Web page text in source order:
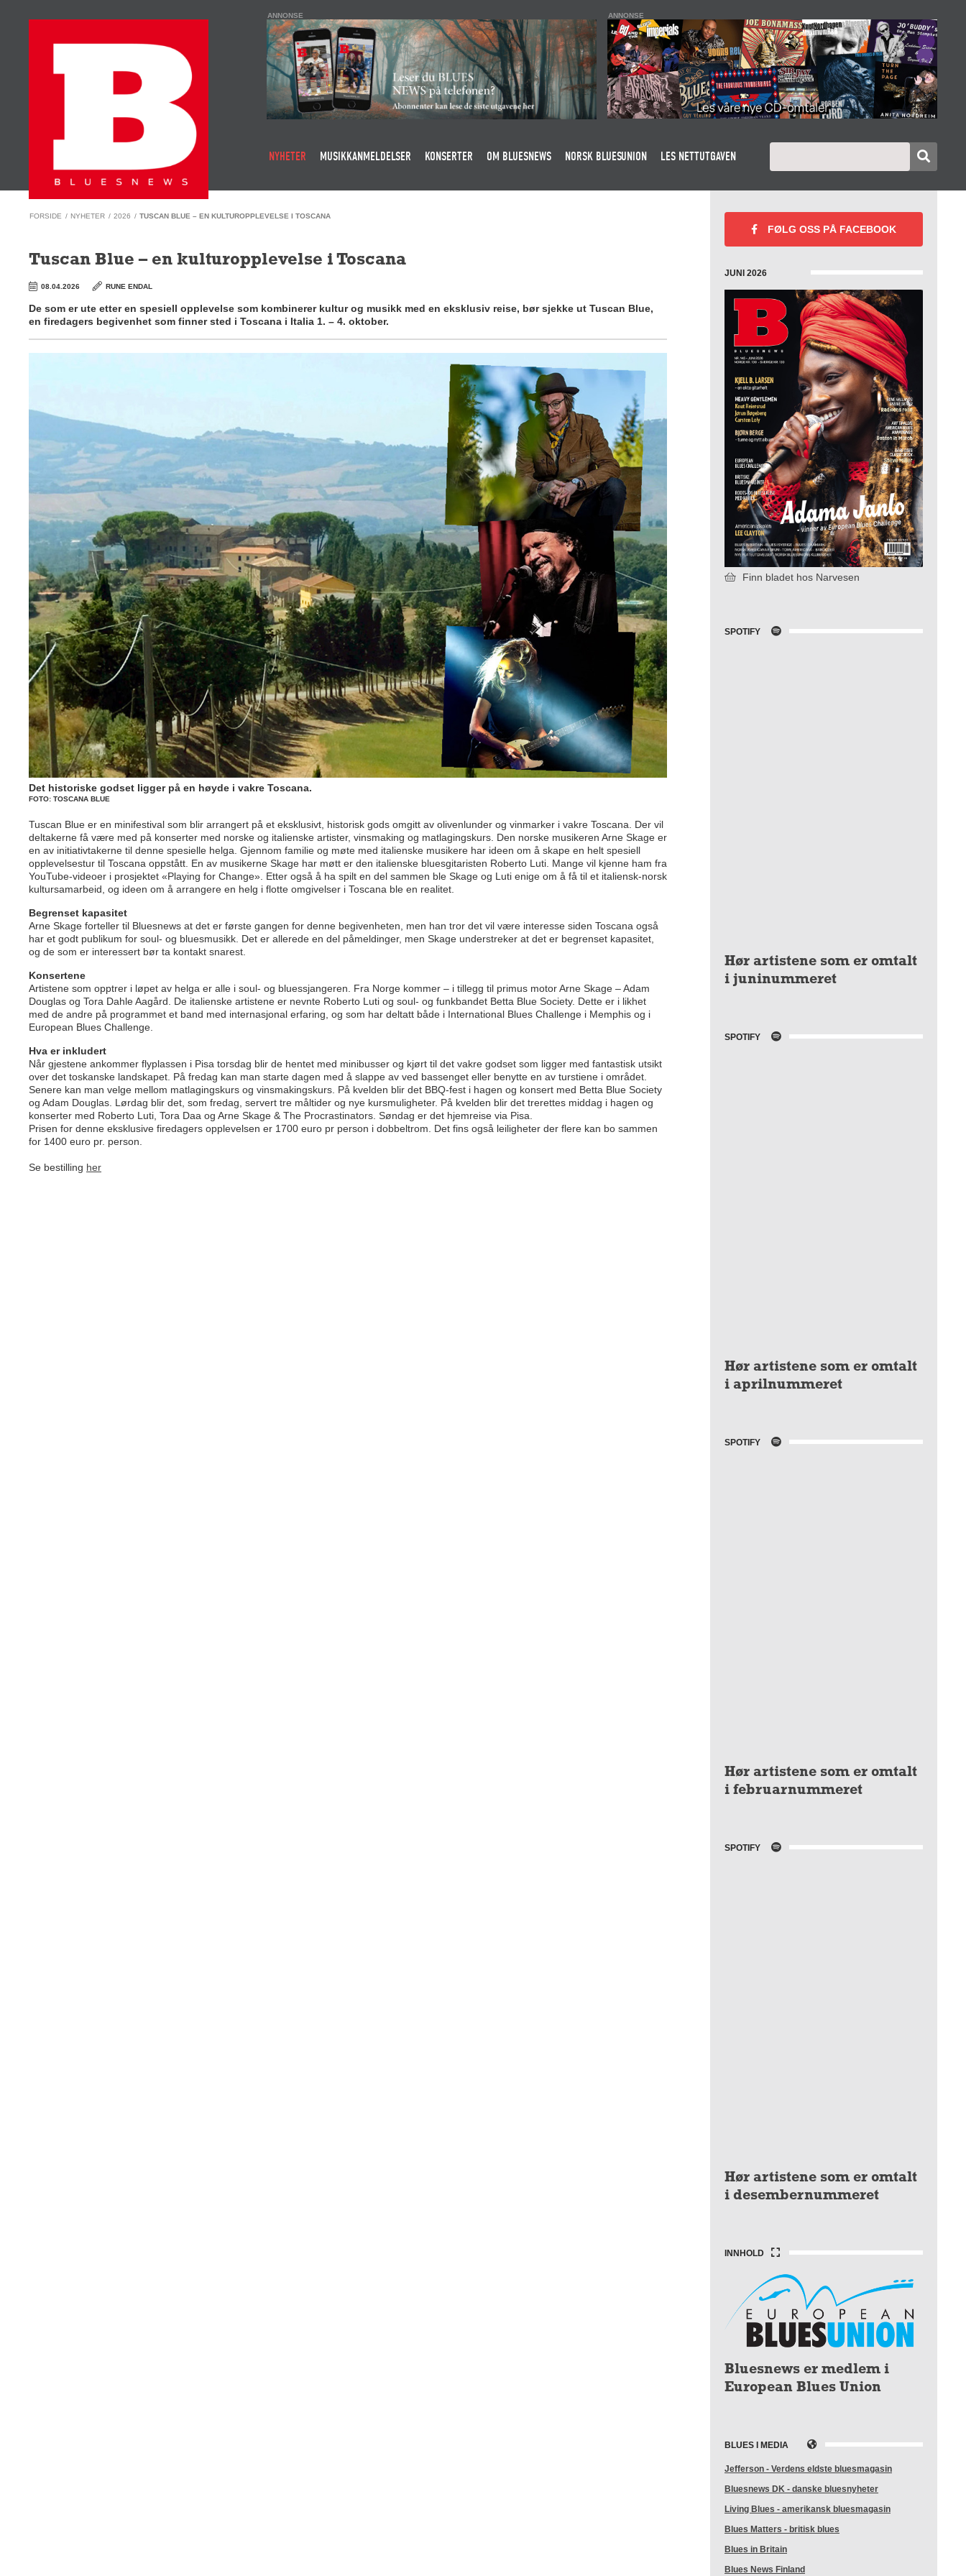
ANNONSE ANNONSE
NYHETER MUSIKKANMELDELSER KONSERTER OM BLUESNEWS NORSK BLUESUNION LES NETTUTGAVEN
FORSIDE / NYHETER / 2026 / TUSCAN BLUE – EN KULTUROPPLEVELSE I TOSCANA
Tuscan Blue – en kulturopplevelse i Toscana
08.04.2026 RUNE ENDAL
De som er ute etter en spesiell opplevelse som kombinerer kultur og musikk med en eksklusiv reise, bør sjekke ut Tuscan Blue,
en firedagers begivenhet som finner sted i Toscana i Italia 1. – 4. oktober.
Det historiske godset ligger på en høyde i vakre Toscana.
FOTO: TOSCANA BLUE
Tuscan Blue er en minifestival som blir arrangert på et eksklusivt, historisk gods omgitt av olivenlunder og vinmarker i vakre Toscana. Der vil
deltakerne få være med på konserter med norske og italienske artister, vinsmaking og matlagingskurs. Den norske musikeren Arne Skage er
en av initiativtakerne til denne spesielle helga. Gjennom familie og møte med italienske musikere har ideen om å skape en helt spesiell
opplevelsestur til Toscana oppstått. En av musikerne Skage har møtt er den italienske bluesgitaristen Roberto Luti. Mange vil kjenne ham fra
YouTube-videoer i prosjektet «Playing for Change». Etter også å ha spilt en del sammen ble Skage og Luti enige om å få til et italiensk-norsk
kultursamarbeid, og ideen om å arrangere en helg i flotte omgivelser i Toscana ble en realitet.
Begrenset kapasitet
Arne Skage forteller til Bluesnews at det er første ­gangen for denne begivenheten, men han tror det vil være interesse siden Toscana også
har et godt publikum for soul- og bluesmusikk. Det er allerede en del påmeldinger, men Skage understreker at det er begrenset kapasitet,
og de som er interessert bør ta kontakt snarest.
Konsertene
Artistene som opptrer i løpet av helga er alle i soul- og bluessjangeren. Fra Norge kommer – i tillegg til primus motor Arne Skage – Adam
Douglas og Tora Dahle Aagård. De italienske artistene er nevnte Roberto Luti og soul- og funkbandet Betta Blue Society. Dette er i likhet
med de andre på programmet et band med internasjonal er­­faring, og som har deltatt både i International Blues Challenge i Memphis og i
European Blues Challenge.
Hva er inkludert
Når gjestene ankommer flyplassen i Pisa torsdag blir de hentet med minibusser og kjørt til det vakre godset som ligger med fantastisk utsikt
over det toskanske landskapet. På fredag kan man starte dagen med å slappe av ved bassenget eller benytte en av turstiene i området.
Senere kan man velge mellom matlagingskurs og vin­smakingskurs. På kvelden blir det BBQ-fest i hagen og konsert med Betta Blue Society
og Adam Douglas. Lørdag blir det, som fredag, ­servert tre måltider og nye kursmuligheter. På kvelden blir det trerettes middag i hagen og
konserter med Roberto Luti, Tora Daa og Arne Skage & The Procrastinators. Søndag er det hjemreise via Pisa.
Prisen for denne eksklusive firedagers opplevelsen er 1700 euro pr person i dobbeltrom. Det fins også leiligheter der flere kan bo sammen
for 1400 euro pr. person.
Se bestilling her
FØLG OSS PÅ FACEBOOK
JUNI 2026
Finn bladet hos Narvesen
SPOTIFY
Hør artistene som er omtalt
i juninummeret
SPOTIFY
Hør artistene som er omtalt
i aprilnummeret
SPOTIFY
Hør artistene som er omtalt
i februarnummeret
SPOTIFY
Hør artistene som er omtalt
i desembernummeret
INNHOLD
Bluesnews er medlem i
European Blues Union
BLUES I MEDIA
Jefferson - Verdens eldste bluesmagasin
Bluesnews DK - danske bluesnyheter
Living Blues - amerikansk bluesmagasin
Blues Matters - britisk blues
Blues in Britain
Blues News Finland